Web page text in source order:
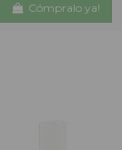
Cómpralo ya!